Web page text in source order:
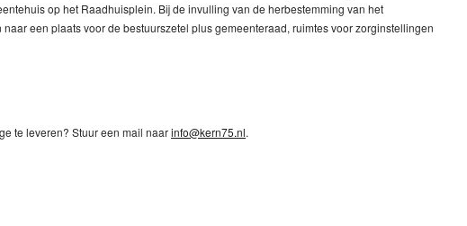
op het Raadhuisplein. Bij de invulling van de herbestemming van het
een plaats voor de bestuurszetel plus gemeenteraad, ruimtes voor zorginstellingen
te leveren? Stuur een mail naarinfo@kern75.nl.